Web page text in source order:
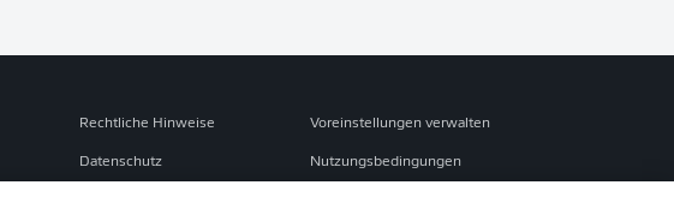
Rechtliche Hinweise Voreinstellungen verwalten
Datenschutz Nutzungsbedingungen